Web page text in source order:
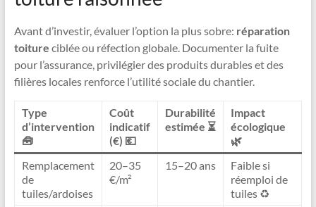
Avant d’investir, évaluer l’option la plus sobre: réparation
toiture ciblée ou réfection globale. Documenter la fuite
pour l’assurance, privilégier des produits durables et des
filières locales renforce l’utilité sociale du chantier.
Type
d’intervention
🧰
Coût
indicatif
(€) 💶
Durabilité
estimée ⏳
Impact
écologique
🌿
Remplacement
de
tuiles/ardoises
20–35
€/m²
15–20 ans
Faible si
réemploi de
tuiles ♻️